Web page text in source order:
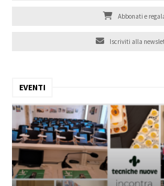
Abbonati e
Iscriviti alla
EVENTI